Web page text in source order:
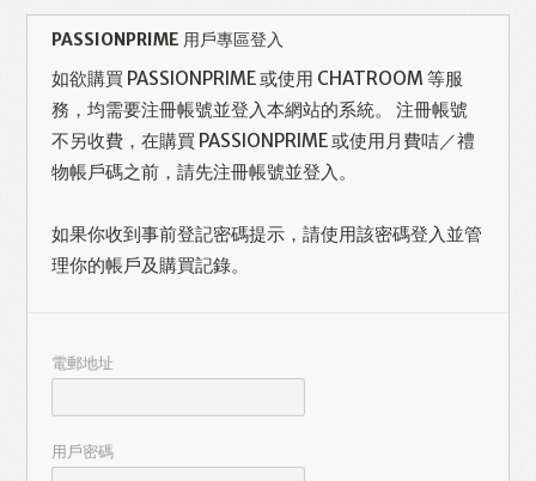
PASSIONPRIME 用戶專區登入
如欲購買 PASSIONPRIME 或使用 CHATROOM 等服
務，均需要注冊帳號並登入本網站的系統。 注冊帳號
不另收費，在購買 PASSIONPRIME 或使用月費咭／禮
物帳戶碼之前，請先注冊帳號並登入。
如果你收到事前登記密碼提示，請使用該密碼登入並管
理你的帳戶及購買記錄。
電郵地址
用戶密碼